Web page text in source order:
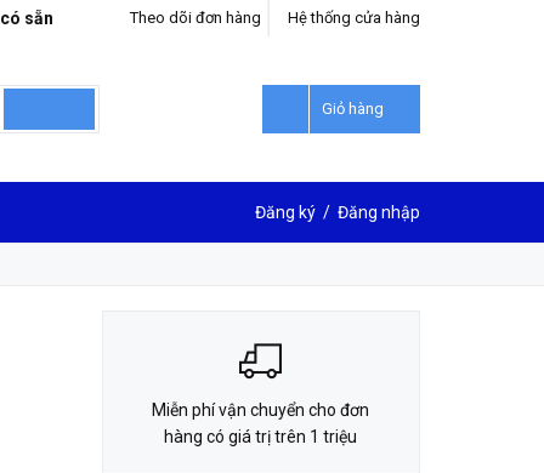
sẵn
Hệ thống cửa hàng
Theo dõi đơn hàng
Giỏ hàng
Đăng ký / Đăng nhập
LIÊN HỆ ĐẶT HÀNG
Miễn phí vận chuyển cho đơn
hàng có giá trị trên 1 triệu